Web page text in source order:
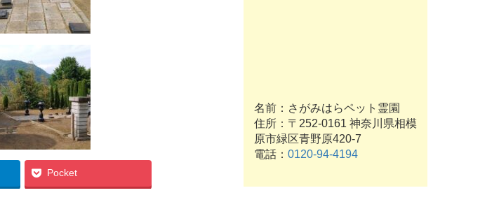
Pocket
名前：さがみはらペット霊園
住所：〒252-0161 神奈川県相模
原市緑区青野原420-7
電話： 0120-94-4194